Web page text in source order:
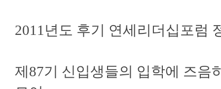
2011년도 후기 연세리더십포럼
제87기 신입생들의 입학에 즈음